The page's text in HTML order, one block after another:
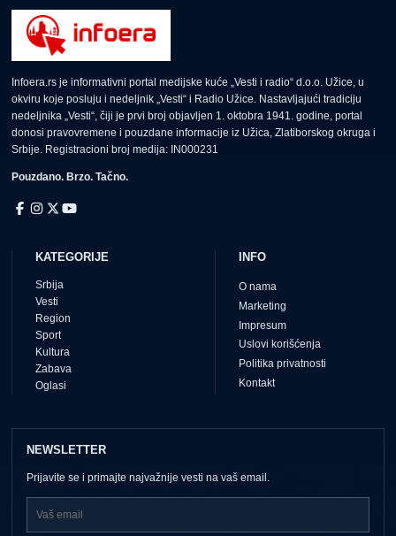
Infoera.rs je informativni portal medijske kuće „Vesti i radio“ d.o.o. Užice, u
okviru koje posluju i nedeljnik „Vesti“ i Radio Užice. Nastavljajući tradiciju
nedeljnika „Vesti“, čiji je prvi broj objavljen 1. oktobra 1941. godine, portal
donosi pravovremene i pouzdane informacije iz Užica, Zlatiborskog okruga i
Srbije. Registracioni broj medija: IN000231
Pouzdano. Brzo. Tačno.
KATEGORIJE
Srbija
Vesti
Region
Sport
Kultura
Zabava
Oglasi
INFO
O nama
Marketing
Impresum
Uslovi korišćenja
Politika privatnosti
Kontakt
NEWSLETTER
Prijavite se i primajte najvažnije vesti na vaš email.